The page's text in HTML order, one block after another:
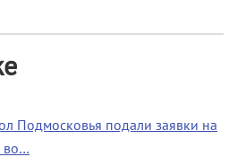
Подмосковья подали заявки на
во…